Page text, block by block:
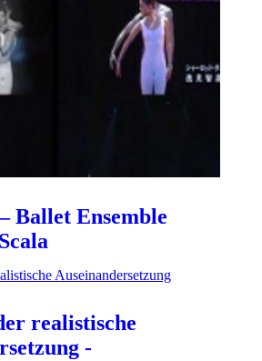
Ballet Ensemble
realistische
-